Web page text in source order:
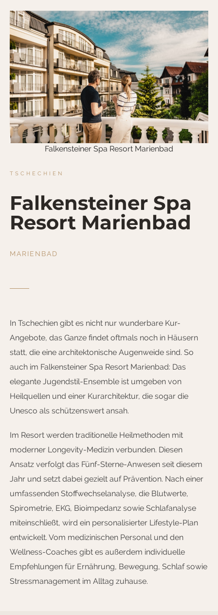
Falkensteiner Spa Resort Marienbad
TSCHECHIEN
Falkensteiner Spa
Resort Marienbad
MARIENBAD
In Tschechien gibt es nicht nur wunderbare Kur-
Angebote, das Ganze findet oftmals noch in Häusern
statt, die eine architektonische Augenweide sind. So
auch im Falkensteiner Spa Resort Marienbad: Das
elegante Jugendstil-Ensemble ist umgeben von
Heilquellen und einer Kurarchitektur, die sogar die
Unesco als schützenswert ansah.
Im Resort werden traditionelle Heilmethoden mit
moderner Longevity-Medizin verbunden. Diesen
Ansatz verfolgt das Fünf-Sterne-Anwesen seit diesem
Jahr und setzt dabei gezielt auf Prävention. Nach einer
umfassenden Stoffwechselanalyse, die Blutwerte,
Spirometrie, EKG, Bioimpedanz sowie Schlafanalyse
miteinschließt, wird ein personalisierter Lifestyle-Plan
entwickelt. Vom medizinischen Personal und den
Wellness-Coaches gibt es außerdem individuelle
Empfehlungen für Ernährung, Bewegung, Schlaf sowie
Stressmanagement im Alltag zuhause.